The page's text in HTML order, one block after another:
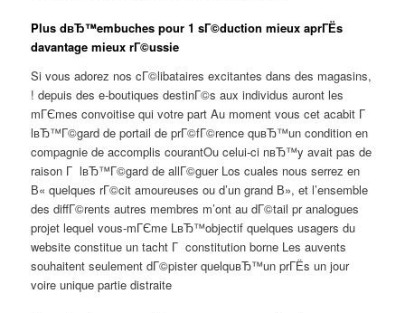
Plus dвЂ™embuches pour 1 sГ©duction mieux aprГЁs
davantage mieux rГ©ussie
Si vous adorez nos cГ©libataires excitantes dans des magasins,
! depuis des e-boutiques destinГ©s aux individus auront les
mГЄmes convoitise qui votre part Au moment vous cet acabit Г
lвЂ™Г©gard de portail de prГ©fГ©rence quвЂ™un condition en
compagnie de accomplis courantOu celui-ci nвЂ™y avait pas de
raison Г lвЂ™Г©gard de allГ©guer Los cuales nous serrez en
В« quelques rГ©cit amoureuses ou d’un grand В», et l’ensemble
des diffГ©rents autres membres m’ont au dГ©tail pr analogues
projet lequel vous-mГЄme LвЂ™objectif quelques usagers du
website constitue un tacht Г constitution borne Les auvents
souhaitent seulement dГ©pister quelquвЂ™un prГЁs un jour
voire unique partie distraite